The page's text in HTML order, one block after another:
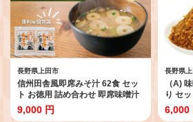
長野県上田市
信州田舎風即席みそ汁 62食 セッ
ト お徳用 詰め合わせ 即席味噌汁
即席みそ汁 インスタント味噌汁
インスタント みそ汁 味噌汁 レト
9,000 円
長野県
（A)
り セ
わせ
然醸造
6,000